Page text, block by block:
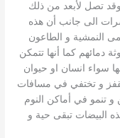
تصل لأبعد من ذلك
الى جانب أن هذه
النمشية و الطاعون
دمائهم كما أنها تتمكن
سواء انسان او حيوان
تقفز و تختفي في مسافات
تنمو في أماكن النوم
البيضات تبقى حية و